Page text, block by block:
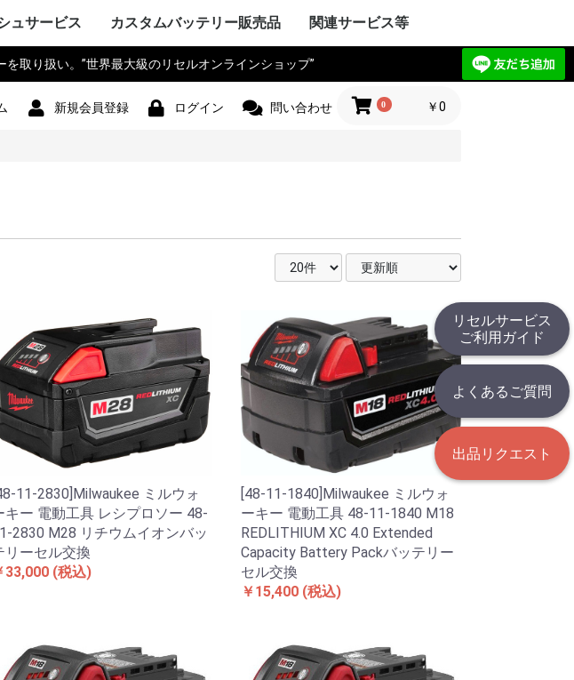
リセルサービス
ご利用ガイド
よくあるご質問
出品リクエスト
ュサービス
・周辺機
ソニー SONY VAIO
パナソニック
Panasonic
東芝 TOSHIBA
アップル Apple Mac
ThinkPad
カシオ CASIO
ビクター Victor
NEC 日本電気
コンパック Compaq
シャープ SHARP
デル DELL
三菱 MITSUBISHI
hp ヒューレット・パ
ッカード
Gateway ゲートウェ
イ
日立 HITACHI
富士通 Fujitsu
サンヨー SANYO
ACER エイサー
アキア AKIA
AOPEN エーオープン
ASUS アサス
CLEVO セルボ
エプソン EPSON
飯山 iiyama
SAMSUNG サムソン
レノボ Lenovo
工人舎 KOHJINSHA
マウスコンピュータ
オンキヨー ソーテッ
ク
FRONTIER フロンティ
ア
マイクロソフト
Microsoft
その他 OTHER
トプコン TOPCON
ソキア SOKKIA
ニコン Nikon JEC
ペンタックス PENTAX
横河 YOKOGAWA
ライカ Leica
オリンパス OLYMPUS
トリンブル Trimble
Giodimeter
フジクラ Fujikura
タマヤ計測 TAMAYA
その他 OTHER
計
MICRONIX マイクロニ
クス
Leica ライカ
日立 HITACHI
マルチ計測器
FLUKE フルーク
テクトロニクス
Tektronix
A&D
hp ヒューレット・パ
ッカード
Z+F Zoller+Frohlich
横河電機 YOKOGAWA
JRC 日本無線
岩通
BOSCH ボッシュ
日置電機
キーエンス KEYENCE
テルモ
アンリツ Anritsu
オリンパス OLYMPUS
TESTO
三洋電機 SANYO
東芝 TOSHIBA
オムロン omron
コニカミノルタ
日通工 NEC
Nikon ニコン
Fujikura フジクラ
VeEX
KEYSIGHT
フィリップス Philips
その他 OTHER
マキタ makita
HiKOKI 日立工機
パナソニック電工
Panasonic
KYOCERA 京セラ
RYOBI リョービ
BOSCH ボッシュ
HILTI ヒルティー
泉精器 IZUMI マクセ
ル
東芝 TOSHIBA
MAX マックス
DEWALT デウォルト
DREMEL ドレメル
CACTUS カクタス
LOBTEX ロブテックス
EXEN エクセン
KTC
イクラ精機 IKURA
ダイア DAIA
BLACK&DECKER ブラ
ック&デッカー
Snapon スナップオン
インガソールランド
Ingersoll Rand
スバル SUBARU
EARTH MAN アースマ
ン
パオック PAOCK
Porter Cable
シンコー SHINKO
Milwaukee
STIHL スチール
Stryker ストライカー
ORBOT オーボット
REX レッキス
HALL
その他 OTHER
整備 古河電気工業
住友電工
三菱電機
HEINE ハイネ
MORITA モリタ製作所
マイクロテック
ENAX エナックス
FUJIFILM 富士フイル
ム
富士電機
沖電気工業
NEC
フジクラ Fujikura
パナソニック電工 松
下電工
山武 アズビル azbil
その他
eBIKE・車
ヤマハ YAMAHA
ブリジストン
Bridgestone
パナソニック
Panasonic
サンスター技研
SUNSTAR
ホンダ HONDA 本田
サンヨー SANYO
ミヤタ MIYATA
丸石サイクル
maruishi
AERO LIFE
スズキ SUZUKI
ホダカ Hodaka
シマノ SHIMANO
ヤンマー YANMAR
大河通商
カイホウジャパン
トランスモバイリー
TRANS MOBILLY
Airwheel
NISSIN
カワサキ Kawasaki
ジャイアント GIANT
その他 OTHER
イト系・
ソニー SONY
IDX アイ・ディー・エ
クス
パナソニック
Panasonic
COMET コメット
シャープ SHARP
ビクター Victor JVC
antonbauer アントン
バウアー
Kodak コダック
Nikon ニコン
キャノン CANON
ポラロイド Polaroid
Leica ライカ
PENTAX ペンタックス
FUJIFILM 富士フイル
ム
オリンパス OLYMPUS
コニカミノルタ
KONICA MINOLTA
SEA&SEA シーアンド
シー
フィッシュアイ
FISHEYE
NEITZ ナイツ
カール・ツァイス
KOWA 興和
KYOCERA 京セラ
SurgiTel サージテル
シグマ SIGMA
POLARION ポラリオ
ン
WelchAllyn
Keldan
東芝 TOSHIBA
Godox
RICOH リコー
その他 OTHER
ラ
コミュニケーションロ
ボット
NAO ナオ
その他
ル・モニ
アップル Apple
ソニー SONY
パイオニア
JBL
パナソニック
Panasonic
シャープ SHARP
カシオ CASIO
エプソン EPSON
京セラ KYOCERA
東芝 TOSHIBA
NEC
CREATIVE
KENWOOD ケンウッ
ド
ONKYO オンキョー
Technics テクニクス
BOSE
BenQ ベンキュー
TOA
ツインバード
TWINBIRD
LOGICOOL ロジクー
ル
TEAC TASCAM
audio-technica
Victor ビクター
DENON デノン
ROLAND ローランド
その他 OTHER
PDA・そ
ドコモ DOCOMO
au
NEC
日立 HITACHI
hp ヒューレット・パ
ッカード
シャープ SHARP
富士通 Fujitsu
パナソニック
Panasonic
カシオ CASIO
東芝 TOSHIBA
SONY ソニー
Apple アップル
HUAWEI ファーウェイ
その他 OTHER
ー シチズン CITIZEN
ペンタックス PENTAX
エプソン EPSON
キャノン CANON
ブラザー工業 brother
hp ヒューレット・パ
ッカード
オリンパス OLYMPUS
パナソニック
Panasonic
東芝テック
SII セイコーインスツ
ル
リーダー電子
三栄電機
マックス MAX
カシオ CASIO
スター精密
日本プリメックス
その他 OTHER
タブルバ
パコ電子工業
NEP
INSPIRED ENERGY
Panasonic パナソニ
ック
アイ・オーデータ
エナックス ENAX
バッファロー・コクヨ
サンワサプライ
JTT
ニプロン Nipron
RRCパワーソリューシ
ョンズ
BMO JAPAN
その他 OTHER
ルータ アイコム Icom
三菱電機 MITSUBISHI
パナソニック
Panasonic
ケンウッド
KENWOOD
東芝 TOSHIBA
八重洲無線 YAESU
富士通 Fujitsu
MOTOROLA モトロー
ラ
VERTEX STANDARD
スタンダード
日立 HITACHI
NEC 日本電気
パイオニア
ビクター Victor
JRC 日本無線機
沖電気工業 OKI
アルインコ ALINCO
新潟通信機
JRC日本無線機
松下通信工業
岩崎通信機 IWATSU
シャープ SHARP
信和ユニテック
アンリツ Anritsu
サンヨー SANYO
トヨコム
信和通信
TONO
KDDI
NTT 日本電信電話
NTTドコモ
京セラ KYOCERA
その他 OTHER
テレコ
DJI
Futaba 双葉電子工業
TOKIMECINC 極東開
発
田宮模型
SANWA サンワ
エニー
東芝テリー (旧 東京電
子工業)
JR PROPO
大和機工
Panasonic パナソニ
ック 松下電工
日本クレーン
金陵電機 Kinryo
アンリツ Anritsu
長野工業
三菱
日立
QYSEA
その他 OTHER
・電動カ
ESWING
SEGWAY セグウェイ
その他
・コード
キャノン CANON
デンソーDENSO
八重洲無線 YAESU
エプソン EPSON
NECインフロンティア
FURUNO
カシオ CASIO
シャープ SHARP
東芝テック
セイコー
DENSEI
symbol
パナソニック
Panasonic
Nitsuko 日通工
富士通 Fujitsu
キーエンス KEYENCE
Welcat
モトローラ
MOTOROLA
ウェルコムデザイン
その他 OTHER
クセサリ
SONY ソニー
Panasonic パナソニ
ック
ユピテル
BOSCH ボッシュ
COMTEC コムテック
Trywin トライウイン
GARMIN ガーミン
KAIHOU
SEIWA セイワ
CELLSTAR セルスタ
ー
Pioneer パイオニア
その他 OTHER
関連 シャープ SHARP
ダイソン Dyson
ブラックアンドデッカ
ー BLACK&DECKER
TWINBIRD ツインバー
ド
iRobot
パナソニック ナショ
ナル
ジョンソン
サンヨー SANYO
日立 HITACHI
東芝 TOSHIBA
Electrolux
株環境技研
BLACK & DECKER
ボッシュ BOSCH
GAIS ガイズ
ツカモトエイム 環境
技研
CCP
マキタ makita
raycop レイコップ
ケルヒャー KARCHER
アイリスオーヤマ
Anker アンカー
その他 OTHER
パナソニック
Panasonic
MOTOROLA モトロー
ラ
日立 HITACHI
ナカヨ通信機
アイホン
タカコム
muTECH
NEC 日本電気
東芝 TOSHIBA
ソニー SONY
その他 OTHER
ク
機器
パナソニック電工
Panasonic
東芝ライテック
古河電池
日立 HITACHI
三菱電機 MITSUBISHI
大光電機 DAIKO
オーデリック
岩崎電気
NEC 日本電気
三洋GSソフトエナジ
ー
新神戸電機
TOA
日本ビクター
GSユアサ
三洋電機 SANYO
日本電池
ジーエスメルコテック
ジーエスサフト
その他 OTHER
パナソニック
Panasonic
三洋・SANYO・サン
ヨー
三洋GSソフトエナジ
ー
GSサフト ジーエスサ
フト
GSメルコテック
セイコー SEIKO
LEXEL
LIXIL INAX
Nabtesco ナブテスコ
TOEX
TOSO
TWINBIRD ツインバー
ド
その他 OTHER
無停電
APC
オムロン
NTT
その他
機・タイ
アマノ
CASIO カシオ
SII セイコーインスツ
ル
Canon キャノン
SHARP シャープ
KING JIM キングジム
Panasonic パナソニ
ック
その他 OTHER
TRIA トリア アイエピ
BRAUN ブラウン
PHILIPS フィリップス
WAHL ウォール
Capillus カピラス
andis
OSTAR
Panasonic パナソニ
ック 松下
SANYO 三洋電機
マクセル
FLAX
OMRON オムロン
TWINBIRD ツインバー
ド
日立
ヒロセ電機
ナリス
その他
・レジャ
カスタムバッテリー販売品 関連サービス等
（サンプル送付申込）
見積（送付申込）
販売品
回収
取り扱い。”世界最大級のリセルオンラインショップ”
新規会員登録 ログイン 問い合わせ 0 ￥0
11-2830]Milwaukee ミルウォ
キー 電動工具 レシプロソー 48-
2830 M28 リチウムイオンバッ
リーセル交換
33,000 (税込)
[48-11-1840]Milwaukee ミルウォ
ーキー 電動工具 48-11-1840 M18
REDLITHIUM XC 4.0 Extended
Capacity Battery Packバッテリー
セル交換
￥15,400 (税込)